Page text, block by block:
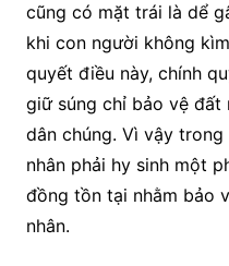
cũng có mặt trái là dể
khi con người không
quyết điều này, chính
giữ súng chỉ bảo vệ
dân chúng. Vì vậy
nhân phải hy sinh một
đồng tồn tại nhằm bảo
nhân.